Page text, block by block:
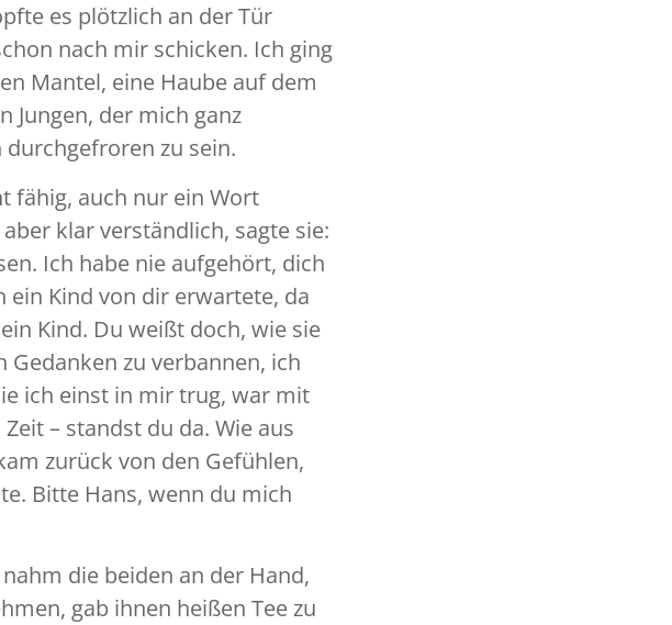
es plötzlich an der Tür
nach mir schicken. Ich ging
Mantel, eine Haube auf dem
Jungen, der mich ganz
zu sein.
fähig, auch nur ein Wort
klar verständlich, sagte sie:
Ich habe nie aufgehört, dich
ein Kind von dir erwartete, da
Kind. Du weißt doch, wie sie
Gedanken zu verbannen, ich
ich einst in mir trug, war mit
– standst du da. Wie aus
zurück von den Gefühlen,
Bitte Hans, wenn du mich
die beiden an der Hand,
gab ihnen heißen Tee zu